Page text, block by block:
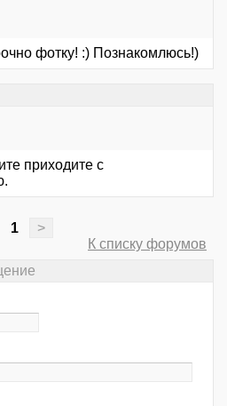
фотку! :) Познакомлюсь!)
приходите с
1
>
К списку форумов